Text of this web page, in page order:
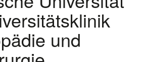
und